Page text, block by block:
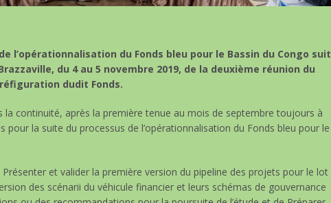
l’opérationnalisation du Fonds bleu pour le Bassin du Congo suit
du 4 au 5 novembre 2019, de la deuxième réunion du
dudit Fonds.
la continuité, après la première tenue au mois de septembre toujours à
pour la suite du processus de l’opérationnalisation du Fonds bleu pour le
et valider la première version du pipeline des projets pour le lot
des scénarii du véhicule financier et leurs schémas de gouvernance